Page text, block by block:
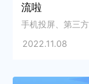
流啦
手机投屏、第三
2022.11.08